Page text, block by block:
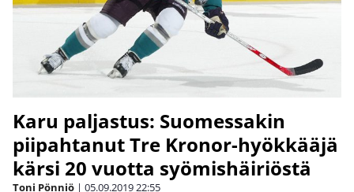
Karu paljastus: Suomessakin
piipahtanut Tre Kronor-hyökkääjä
kärsi 20 vuotta syömishäiriöstä
Toni Pönniö | 05.09.201922:55